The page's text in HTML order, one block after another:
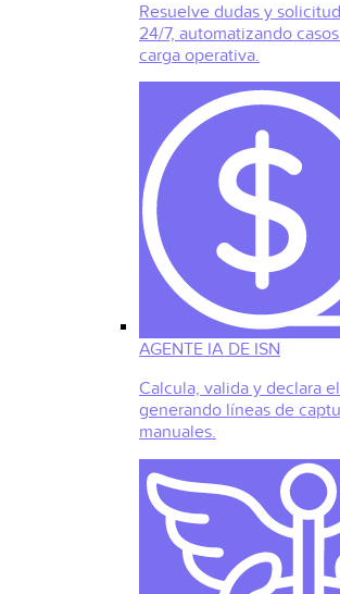
Resuelve dudas y
24/7, automatizando
carga operativa.
AGENTE IA DE ISN
Calcula, valida y declara
generando líneas de
manuales.